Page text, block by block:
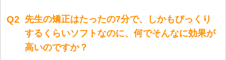
Q2 先生の矯正はたったの7分で、しかもびっくり
するくらいソフトなのに、何でそんなに効果が
高いのですか？